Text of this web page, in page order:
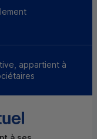
appartient à